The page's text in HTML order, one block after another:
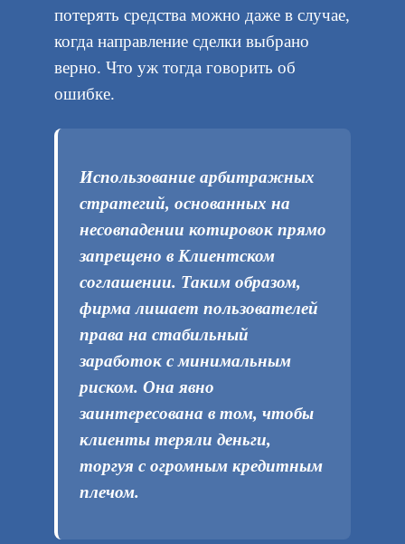
потерять средства можно даже в случае,
когда направление сделки выбрано
верно. Что уж тогда говорить об
ошибке.
Использование арбитражных
стратегий, основанных на
несовпадении котировок прямо
запрещено в Клиентском
соглашении. Таким образом,
фирма лишает пользователей
права на стабильный
заработок с минимальным
риском. Она явно
заинтересована в том, чтобы
клиенты теряли деньги,
торгуя с огромным кредитным
плечом.